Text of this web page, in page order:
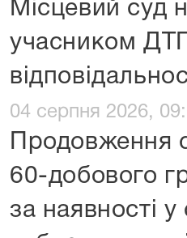
Місцевий суд
учасником
04 серпня 2026,
Продовження
60-добового
за наявності